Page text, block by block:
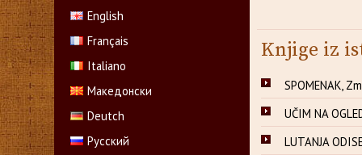
Knjige iz
SPOMENAK,
UČIM NA
LUTANJA
English
Français
Italiano
Македонски
Deutch
Русский